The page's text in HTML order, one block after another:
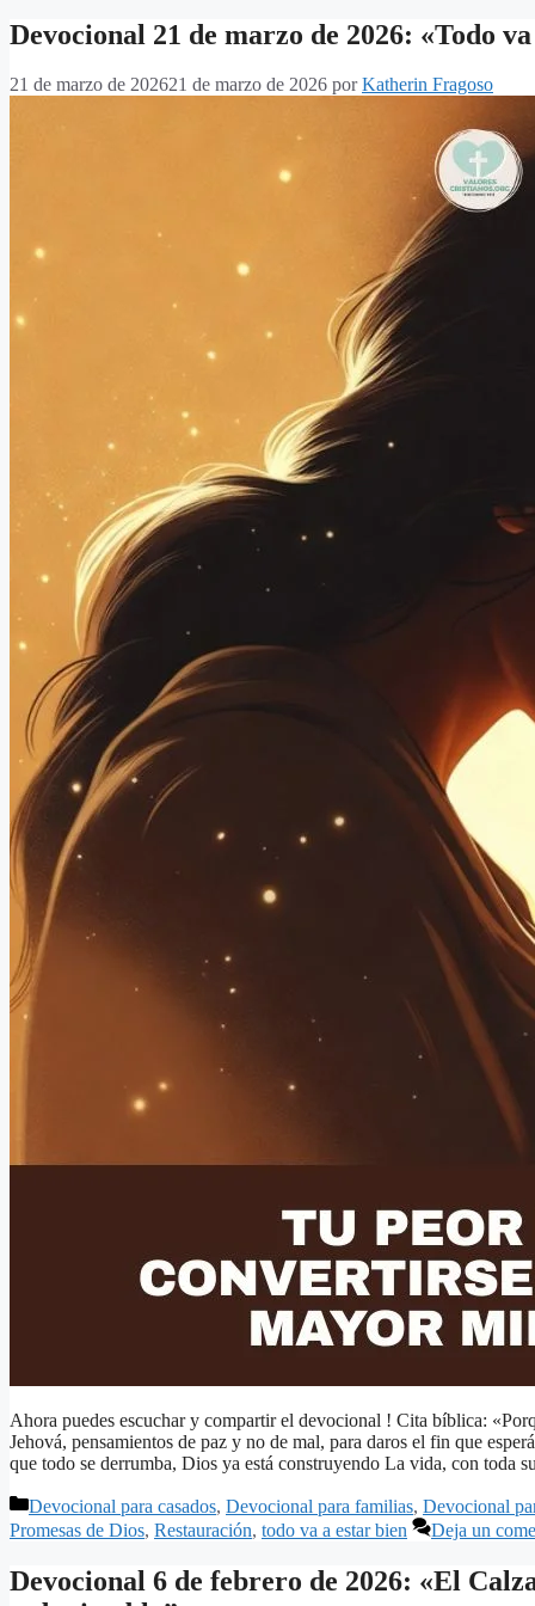
Devocional 21 de marzo de 2026: «Todo
21 de marzo de 202621 de marzo de 2026 porKatherin Fragoso
Ahora puedes escuchar y compartir el devocional ! Cita bíblica:
Jehová, pensamientos de paz y no de mal, para daros el fin que
que todo se derrumba, Dios ya está construyendo La vida, con toda
Categorías
Devocional para casados, Devocional para familias, Devocional
Promesas de Dios, Restauración, todo va a estar bien Deja un
Devocional 6 de febrero de 2026: «El